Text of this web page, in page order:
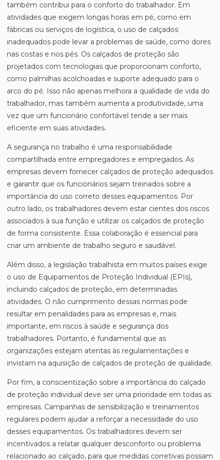
também contribui para o conforto do trabalhador. Em
atividades que exigem longas horas em pé, como em
fábricas ou serviços de logística, o uso de calçados
inadequados pode levar a problemas de saúde, como dores
nas costas e nos pés. Os calçados de proteção são
projetados com tecnologias que proporcionam conforto,
como palmilhas acolchoadas e suporte adequado para o
arco do pé. Isso não apenas melhora a qualidade de vida do
trabalhador, mas também aumenta a produtividade, uma
vez que um funcionário confortável tende a ser mais
eficiente em suas atividades.
A segurança no trabalho é uma responsabilidade
compartilhada entre empregadores e empregados. As
empresas devem fornecer calçados de proteção adequados
e garantir que os funcionários sejam treinados sobre a
importância do uso correto desses equipamentos. Por
outro lado, os trabalhadores devem estar cientes dos riscos
associados à sua função e utilizar os calçados de proteção
de forma consistente. Essa colaboração é essencial para
criar um ambiente de trabalho seguro e saudável.
Além disso, a legislação trabalhista em muitos países exige
o uso de Equipamentos de Proteção Individual (EPIs),
incluindo calçados de proteção, em determinadas
atividades. O não cumprimento dessas normas pode
resultar em penalidades para as empresas e, mais
importante, em riscos à saúde e segurança dos
trabalhadores. Portanto, é fundamental que as
organizações estejam atentas às regulamentações e
invistam na aquisição de calçados de proteção de qualidade.
Por fim, a conscientização sobre a importância do calçado
de proteção individual deve ser uma prioridade em todas as
empresas. Campanhas de sensibilização e treinamentos
regulares podem ajudar a reforçar a necessidade do uso
desses equipamentos. Os trabalhadores devem ser
incentivados a relatar qualquer desconforto ou problema
relacionado ao calçado, para que medidas corretivas possam